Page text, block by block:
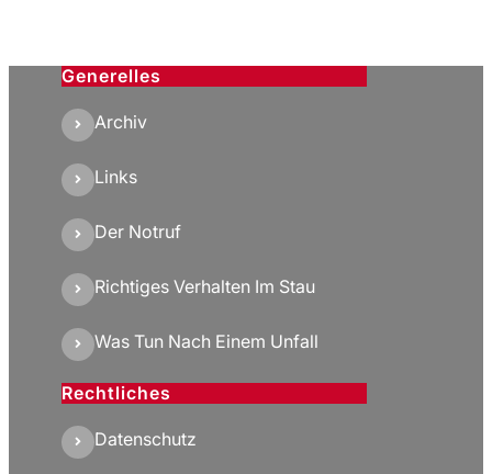
Generelles
Archiv
Links
Der Notruf
Richtiges Verhalten Im Stau
Was Tun Nach Einem Unfall
Rechtliches
Datenschutz